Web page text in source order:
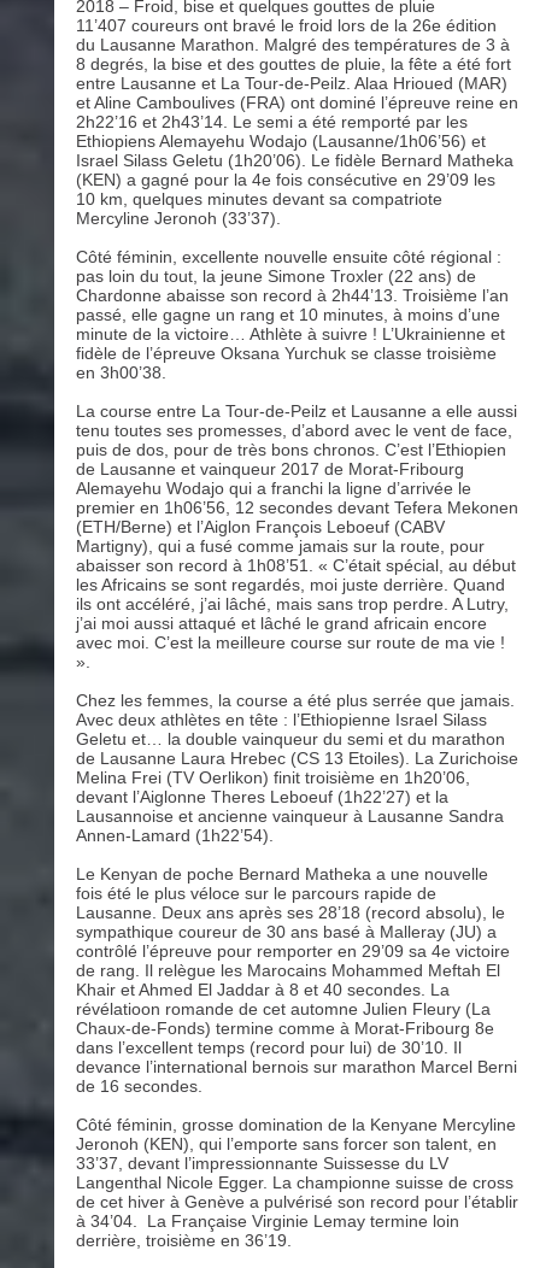
2018 – Froid, bise et quelques gouttes de pluie
11’407 coureurs ont bravé le froid lors de la 26e édition
du Lausanne Marathon. Malgré des températures de 3 à
8 degrés, la bise et des gouttes de pluie, la fête a été fort
entre Lausanne et La Tour-de-Peilz. Alaa Hrioued (MAR)
et Aline Camboulives (FRA) ont dominé l’épreuve reine en
2h22’16 et 2h43’14. Le semi a été remporté par les
Ethiopiens Alemayehu Wodajo (Lausanne/1h06’56) et
Israel Silass Geletu (1h20’06). Le fidèle Bernard Matheka
(KEN) a gagné pour la 4e fois consécutive en 29’09 les
10 km, quelques minutes devant sa compatriote
Mercyline Jeronoh (33’37).
Côté féminin, excellente nouvelle ensuite côté régional :
pas loin du tout, la jeune Simone Troxler (22 ans) de
Chardonne abaisse son record à 2h44’13. Troisième l’an
passé, elle gagne un rang et 10 minutes, à moins d’une
minute de la victoire… Athlète à suivre ! L’Ukrainienne et
fidèle de l’épreuve Oksana Yurchuk se classe troisième
en 3h00’38.
La course entre La Tour-de-Peilz et Lausanne a elle aussi
tenu toutes ses promesses, d’abord avec le vent de face,
puis de dos, pour de très bons chronos. C’est l’Ethiopien
de Lausanne et vainqueur 2017 de Morat-Fribourg
Alemayehu Wodajo qui a franchi la ligne d’arrivée le
premier en 1h06’56, 12 secondes devant Tefera Mekonen
(ETH/Berne) et l’Aiglon François Leboeuf (CABV
Martigny), qui a fusé comme jamais sur la route, pour
abaisser son record à 1h08’51. « C’était spécial, au début
les Africains se sont regardés, moi juste derrière. Quand
ils ont accéléré, j’ai lâché, mais sans trop perdre. A Lutry,
j’ai moi aussi attaqué et lâché le grand africain encore
avec moi. C’est la meilleure course sur route de ma vie !
».
Chez les femmes, la course a été plus serrée que jamais.
Avec deux athlètes en tête : l’Ethiopienne Israel Silass
Geletu et… la double vainqueur du semi et du marathon
de Lausanne Laura Hrebec (CS 13 Etoiles). La Zurichoise
Melina Frei (TV Oerlikon) finit troisième en 1h20’06,
devant l’Aiglonne Theres Leboeuf (1h22’27) et la
Lausannoise et ancienne vainqueur à Lausanne Sandra
Annen-Lamard (1h22’54).
Le Kenyan de poche Bernard Matheka a une nouvelle
fois été le plus véloce sur le parcours rapide de
Lausanne. Deux ans après ses 28’18 (record absolu), le
sympathique coureur de 30 ans basé à Malleray (JU) a
contrôlé l’épreuve pour remporter en 29’09 sa 4e victoire
de rang. Il relègue les Marocains Mohammed Meftah El
Khair et Ahmed El Jaddar à 8 et 40 secondes. La
révélatioon romande de cet automne Julien Fleury (La
Chaux-de-Fonds) termine comme à Morat-Fribourg 8e
dans l’excellent temps (record pour lui) de 30’10. Il
devance l’international bernois sur marathon Marcel Berni
de 16 secondes.
Côté féminin, grosse domination de la Kenyane Mercyline
Jeronoh (KEN), qui l’emporte sans forcer son talent, en
33’37, devant l’impressionnante Suissesse du LV
Langenthal Nicole Egger. La championne suisse de cross
de cet hiver à Genève a pulvérisé son record pour l’établir
à 34’04. La Française Virginie Lemay termine loin
derrière, troisième en 36’19.